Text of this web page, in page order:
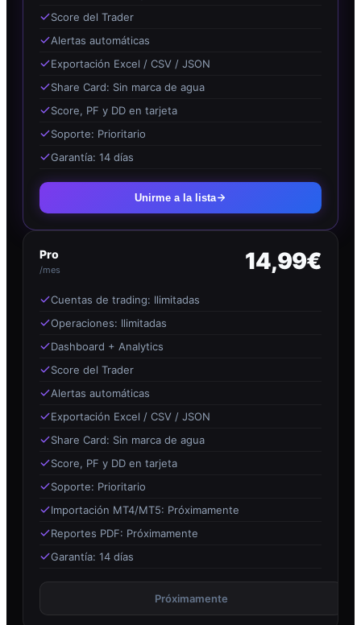
Score del Trader
Alertas automáticas
Exportación Excel / CSV / JSON
Share Card: Sin marca de agua
Score, PF y DD en tarjeta
Soporte: Prioritario
Garantía: 14 días
Unirme a la lista
Pro
/mes 14,99€
Cuentas de trading: Ilimitadas
Operaciones: Ilimitadas
Dashboard + Analytics
Score del Trader
Alertas automáticas
Exportación Excel / CSV / JSON
Share Card: Sin marca de agua
Score, PF y DD en tarjeta
Soporte: Prioritario
Importación MT4/MT5: Próximamente
Reportes PDF: Próximamente
Garantía: 14 días
Próximamente